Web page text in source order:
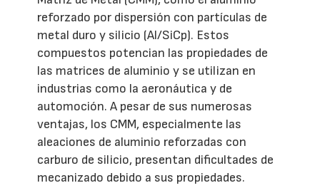
reforzado por dispersión con partículas de
metal duro y silicio (Al/SiCp). Estos
compuestos potencian las propiedades de
las matrices de aluminio y se utilizan en
industrias como la aeronáutica y de
automoción. A pesar de sus numerosas
ventajas, los CMM, especialmente las
aleaciones de aluminio reforzadas con
carburo de silicio, presentan dificultades de
mecanizado debido a sus propiedades.